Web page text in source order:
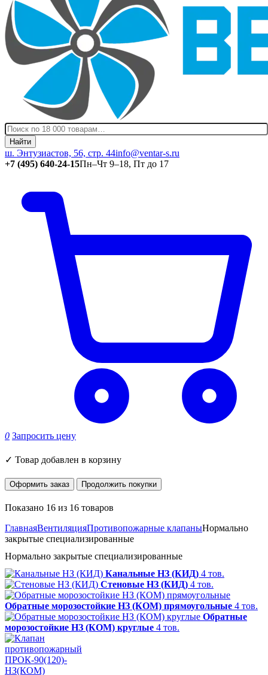
Найти
ш. Энтузиастов, 56, стр. 44info@ventar-s.ru
+7 (495) 640-24-15Пн–Чт 9–18, Пт до 17
0 Запросить цену
✓ Товар добавлен в корзину
Оформить заказ Продолжить покупки
Показано 16 из 16 товаров
ГлавнаяВентиляцияПротивопожарные клапаныНормально
закрытые специализированные
Нормально закрытые специализированные
Канальные НЗ (КИД) 4 тов.
Стеновые НЗ (КИД) 4 тов.
Обратные морозостойкие НЗ (КОМ) прямоугольные 4 тов.
Обратные
морозостойкие НЗ (КОМ) круглые 4 тов.